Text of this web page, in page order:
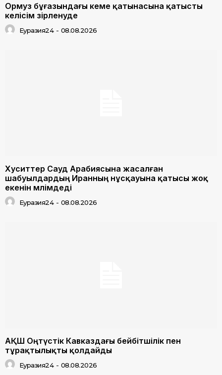
Ормуз бұғазындағы кеме қатынасына қатысты
келісім әзірленуде
Еуразия24 - 08.08.2026
Хуситтер Сауд Арабиясына жасалған
шабуылдардың Иранның нұсқауына қатысы жоқ
екенін мәлімдеді
Еуразия24 - 08.08.2026
АҚШ Оңтүстік Кавказдағы бейбітшілік пен
тұрақтылықты қолдайды
Еуразия24 - 08.08.2026